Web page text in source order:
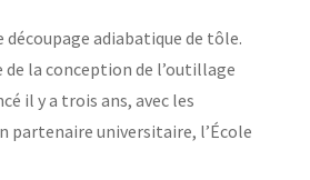
adiabatique de tôle.
la conception de l’outillage
il y a trois ans, avec les
partenaire universitaire, l’École